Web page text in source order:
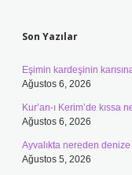
Son Yazılar
Eşimin kardeşinin
Ağustos 6, 2026
Kur’an-ı Kerim’de kıssa
Ağustos 6, 2026
Ayvalıkta nereden
Ağustos 5, 2026